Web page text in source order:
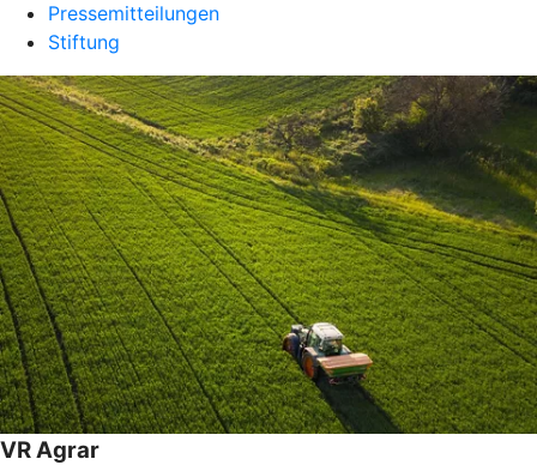
Pressemitteilungen
Stiftung
VR Agrar